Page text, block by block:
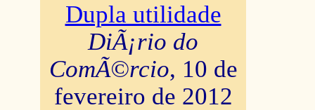
Dupla utilidade
DiÃ¡rio do
ComÃ©rcio, 10 de
fevereiro de 2012